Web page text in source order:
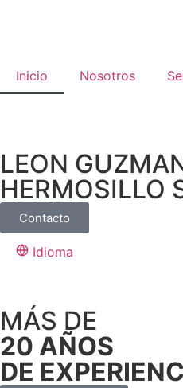
Inicio Nosotros
LEON
HERMOSILLO
Contacto
Idioma
MÁS DE
20 AÑOS
DE